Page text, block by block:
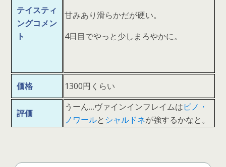
テイスティ
ングコメン
ト
甘みあり滑らかだが硬い。
4日目でやっと少しまろやかに。
価格 1300円くらい
評価
うーん…ヴァインインフレイムはピノ・
ノワールと シャルドネが強するかなと。